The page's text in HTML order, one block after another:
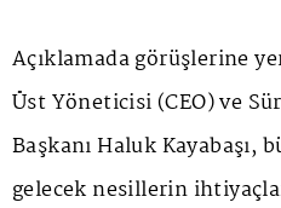
Açıklamada görüşlerine
Üst Yöneticisi (CEO) ve
Başkanı Haluk
gelecek nesillerin